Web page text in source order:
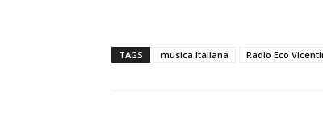
TAGS musica italiana Radio Eco